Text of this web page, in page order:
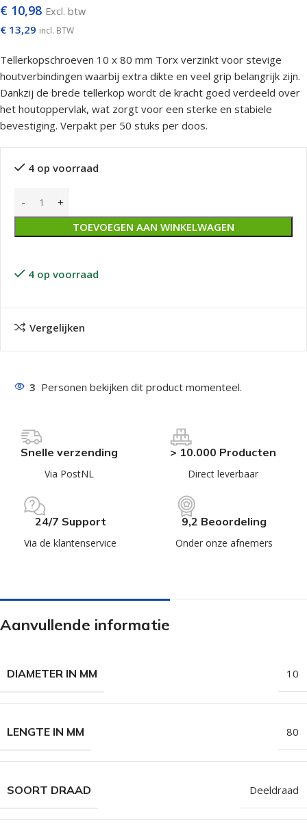
€ 10,98 Excl. btw
€ 13,29 incl. BTW
Tellerkopschroeven 10 x 80 mm Torx verzinkt voor stevige
houtverbindingen waarbij extra dikte en veel grip belangrijk zijn.
Dankzij de brede tellerkop wordt de kracht goed verdeeld over
het houtoppervlak, wat zorgt voor een sterke en stabiele
bevestiging. Verpakt per 50 stuks per doos.
4 op voorraad
TOEVOEGEN AAN WINKELWAGEN
4 op voorraad
Vergelijken
3 Personen bekijken dit product momenteel.
Snelle verzending
Via PostNL
> 10.000 Producten
Direct leverbaar
24/7 Support
Via de klantenservice
9,2 Beoordeling
Onder onze afnemers
Aanvullende informatie
DIAMETER IN MM 10
LENGTE IN MM 80
SOORT DRAAD Deeldraad